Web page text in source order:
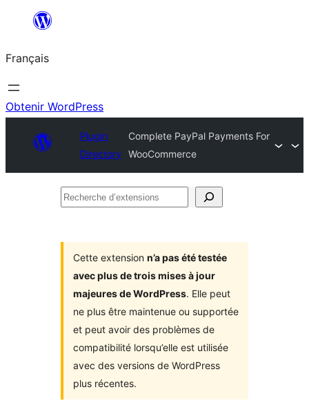
contenu
Français
Obtenir WordPress
Plugin
Directory
Complete PayPal Payments For
WooCommerce
Recherche
Cette extension n’a pas été testée
avec plus de trois mises à jour
majeures de WordPress. Elle peut
ne plus être maintenue ou supportée
et peut avoir des problèmes de
compatibilité lorsqu’elle est utilisée
avec des versions de WordPress
plus récentes.